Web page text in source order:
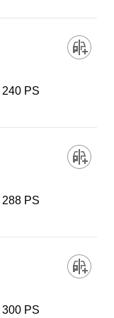
240 PS
288 PS
300 PS